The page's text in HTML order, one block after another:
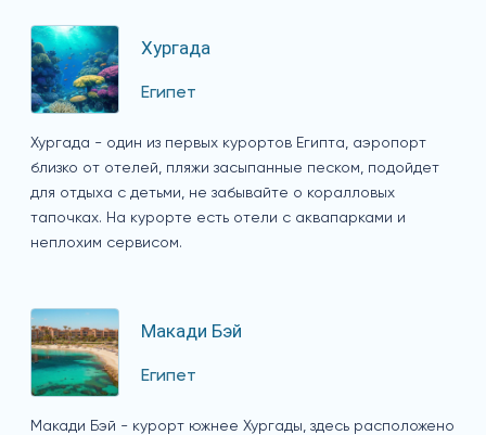
Хургада
Египет
Хургада - один из первых курортов Египта, аэропорт
близко от отелей, пляжи засыпанные песком, подойдет
для отдыха с детьми, не забывайте о коралловых
тапочках. На курорте есть отели с аквапарками и
неплохим сервисом.
Макади Бэй
Египет
Макади Бэй - курорт южнее Хургады, здесь расположено